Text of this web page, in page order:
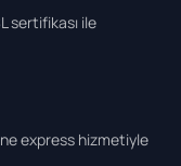
sertifikası ile
express hizmetiyle